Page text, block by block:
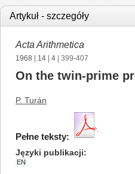
Artykuł - szczegóły
Acta Arithmetica
1968 14 4 | 399-407
On the twin-prime
P. Turán
Pełne teksty:
Języki publikacji
EN